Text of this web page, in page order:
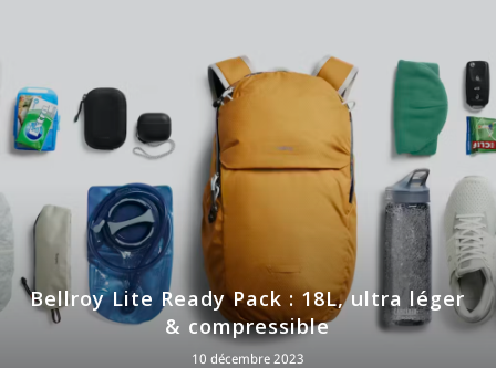
Bellroy Lite Ready Pack : 18L, ultra léger
& compressible
10 décembre 2023